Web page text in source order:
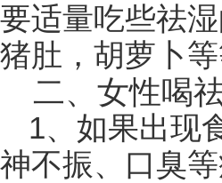
要适量吃些祛
猪肚，胡萝卜等
二、女性喝
1、如果出现
神不振、口臭